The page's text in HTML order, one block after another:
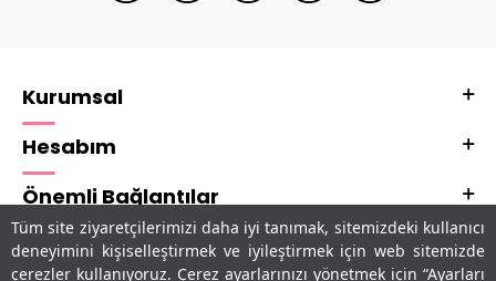
Tüm site ziyaretçilerimizi daha iyi tanımak, sitemizdeki kullanıcı
deneyimini kişiselleştirmek ve iyileştirmek için web sitemizde
çerezler kullanıyoruz. Çerez ayarlarınızı yönetmek için “Ayarları
Kurumsal
Hesabım
Önemli Bağlantılar
Adres & İletişim